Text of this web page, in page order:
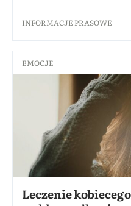
INFORMACJE PRASOWE
EMOCJE
Leczenie